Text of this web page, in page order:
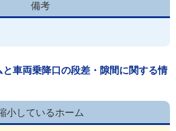
備考
と車両乗降口の段差・隙間に関する情
小しているホーム